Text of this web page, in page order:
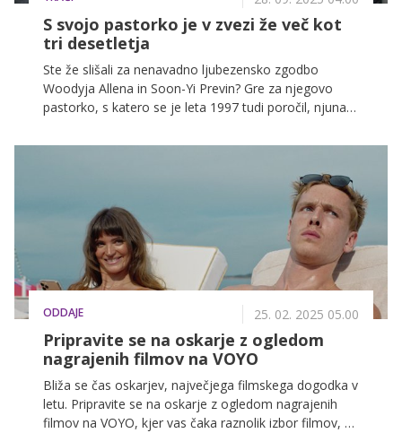
S svojo pastorko je v zvezi že več kot
tri desetletja
Ste že slišali za nenavadno ljubezensko zgodbo
Woodyja Allena in Soon-Yi Previn? Gre za njegovo
pastorko, s katero se je leta 1997 tudi poročil, njuna
ODDAJE 25. 02. 2025 05.00
Pripravite se na oskarje z ogledom
nagrajenih filmov na VOYO
Bliža se čas oskarjev, največjega filmskega dogodka v
letu. Pripravite se na oskarje z ogledom nagrajenih
filmov na VOYO, kjer vas čaka raznolik izbor filmov, ki